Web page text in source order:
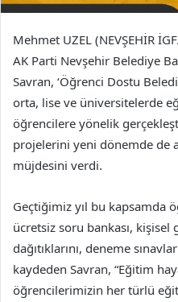
Mehmet UZEL (NEVŞEHİR
AK Parti Nevşehir Belediye
Savran, ‘Öğrenci Dostu
orta, lise ve üniversitelerde
öğrencilere yönelik
projelerini yeni dönemde de
müjdesini verdi.
Geçtiğimiz yıl bu kapsamda
ücretsiz soru bankası,
dağıtıklarını, deneme
kaydeden Savran, “Eğitim
öğrencilerimizin her türlü